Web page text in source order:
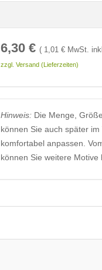
6,30€ ( 1,01€ MwSt.
zzgl. Versand (Lieferzeiten)
Hinweis:Die Menge,
können Sie auch später im
komfortabel anpassen.
können Sie weitere Motive